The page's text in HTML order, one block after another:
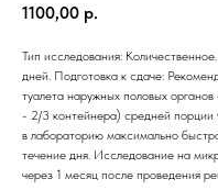
1100,00 р.
Тип исследования:
дней. Подготовка к сдаче:
туалета наружных половых
- 2/3 контейнера) средней порции
в лабораторию максимально
течение дня. Исследование на
через 1 месяц после проведения